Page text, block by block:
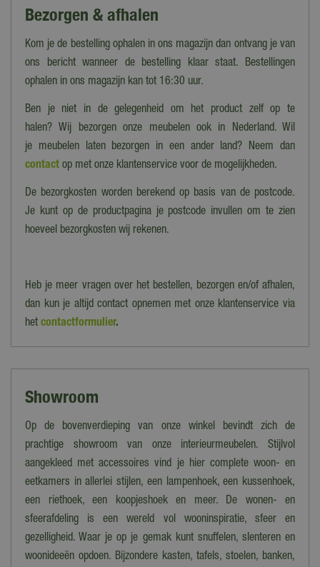
Grijs
Hoofdmateriaal
Stof
2
Hoofdmateriaal onderstel
Hout
140 cm
Hoogte (cm)
140 cm
Diepte
Armleuning
Ja
Materiaal zitting
Polyester
Bezorgen & afhalen
Kom je de bestelling ophalen in ons magazijn dan ontvang je van
ons bericht wanneer de bestelling klaar staat. Bestellingen
ophalen in ons magazijn kan tot 16:30 uur.
Ben je niet in de gelegenheid om het product zelf op te
halen? Wij bezorgen onze meubelen ook in Nederland. Wil
je meubelen laten bezorgen in een ander land? Neem dan
contact op met onze klantenservice voor de mogelijkheden.
De bezorgkosten worden berekend op basis van de postcode.
Je kunt op de productpagina je postcode invullen om te zien
hoeveel bezorgkosten wij rekenen.
Heb je meer vragen over het bestellen, bezorgen en/of afhalen,
dan kun je altijd contact opnemen met onze klantenservice via
het contactformulier.
Showroom
Op de bovenverdieping van onze winkel bevindt zich de
prachtige showroom van onze interieurmeubelen. Stijlvol
aangekleed met accessoires vind je hier complete woon- en
eetkamers in allerlei stijlen, een lampenhoek, een kussenhoek,
een riethoek, een koopjeshoek en meer. De wonen- en
sfeerafdeling is een wereld vol wooninspiratie, sfeer en
gezelligheid. Waar je op je gemak kunt snuffelen, slenteren en
woonideeën opdoen. Bijzondere kasten, tafels, stoelen, banken,